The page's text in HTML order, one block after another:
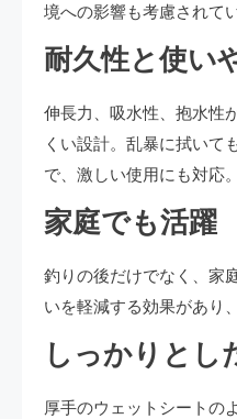
境への影響も考慮されて
耐久性と使い
伸長力、吸水性、抱水性
くい設計。乱暴に拭いて
で、激しい使用にも対応。
家庭でも活躍
釣りの後だけでなく、家
いを軽減する効果があり
しっかりとし
厚手のウェットシートの